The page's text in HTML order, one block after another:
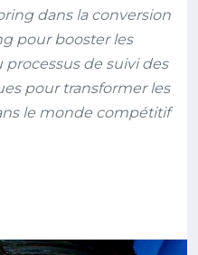
dans la conversion
pour booster les
de suivi des
pour transformer les
le monde compétitif